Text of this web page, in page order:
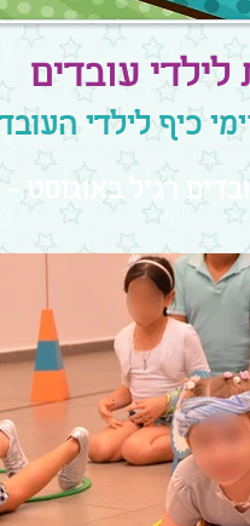
לילדי עובדים
כיף לילדי
רגיל באוגוסט